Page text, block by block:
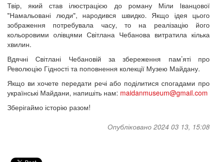
Твір, який став ілюстрацією до роману Міли Іванцової
"Намальовані люди", народився швидко. Якщо ідея цього
зображення потребувала часу, то на реалізацію його
кольоровими олівцями Світлана Чебанова витратила кілька
хвилин.
Вдячні Світлані Чебановій за збереження пам’яті про
Революцію Гідності та поповнення колекції Музею Майдану.
Якщо ви хочете передати речі або поділитися спогадами про
українські Майдани, напишіть нам: maidanmuseum@gmail.com
Зберігаймо історію разом!
Опубліковано 2024 03 13, 15:08